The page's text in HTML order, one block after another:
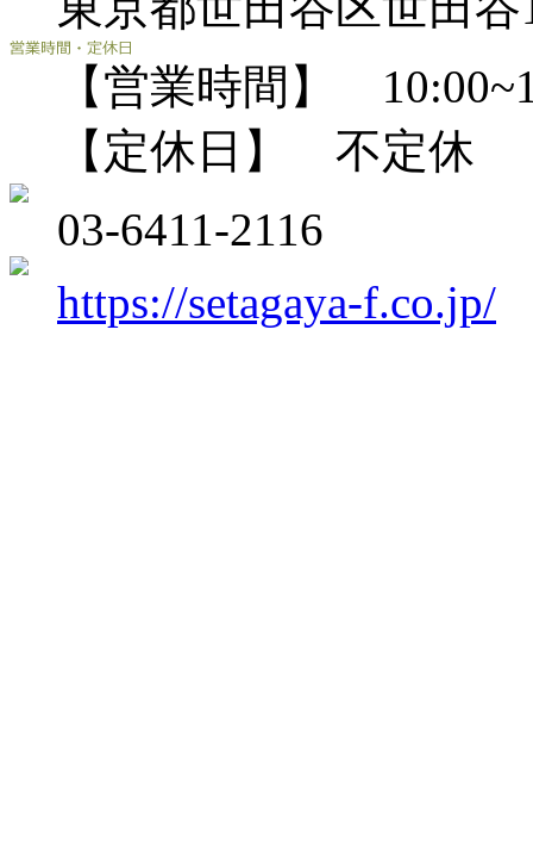
【営業時間】
【定休日】 不定休
03-6411-2116
https://setagaya-f.co.jp/